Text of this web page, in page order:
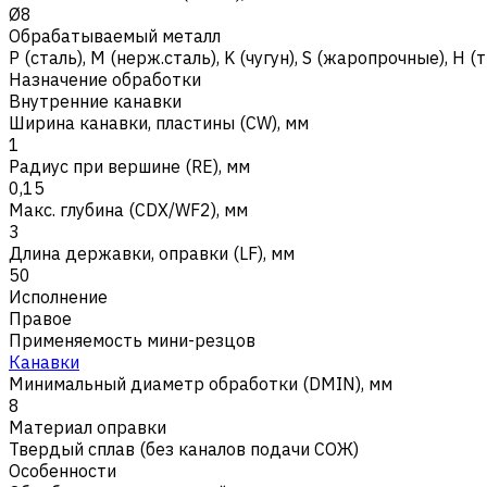
Ø8
Обрабатываемый металл
Р (сталь), M (нерж.сталь), K (чугун), S (жаропрочные), H
Назначение обработки
Внутренние канавки
Ширина канавки, пластины (CW), мм
1
Радиус при вершине (RE), мм
0,15
Макс. глубина (CDX/WF2), мм
3
Длина державки, оправки (LF), мм
50
Исполнение
Правое
Применяемость мини-резцов
Канавки
Минимальный диаметр обработки (DMIN), мм
8
Материал оправки
Твердый сплав (без каналов подачи СОЖ)
Особенности